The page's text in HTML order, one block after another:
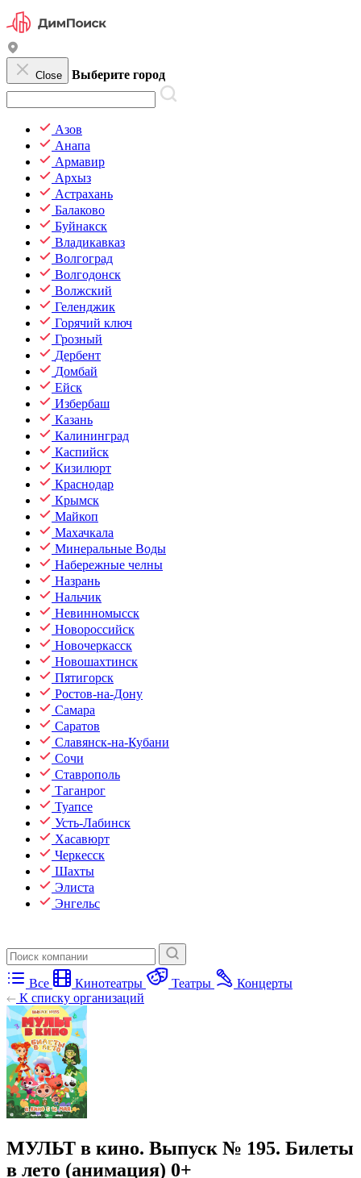
Close Выберите город
Азов
Анапа
Армавир
Архыз
Астрахань
Балаково
Буйнакск
Владикавказ
Волгоград
Волгодонск
Волжский
Геленджик
Горячий ключ
Грозный
Дербент
Домбай
Ейск
Избербаш
Казань
Калининград
Каспийск
Кизилюрт
Краснодар
Крымск
Майкоп
Махачкала
Минеральные Воды
Набережные челны
Назрань
Нальчик
Невинномысск
Новороссийск
Новочеркасск
Новошахтинск
Пятигорск
Ростов-на-Дону
Самара
Саратов
Славянск-на-Кубани
Сочи
Ставрополь
Таганрог
Туапсе
Усть-Лабинск
Хасавюрт
Черкесск
Шахты
Элиста
Энгельс
Все Кинотеатры Театры
Концерты
К списку организаций
МУЛЬТ в кино. Выпуск № 195. Билеты
в лето (анимация) 0+